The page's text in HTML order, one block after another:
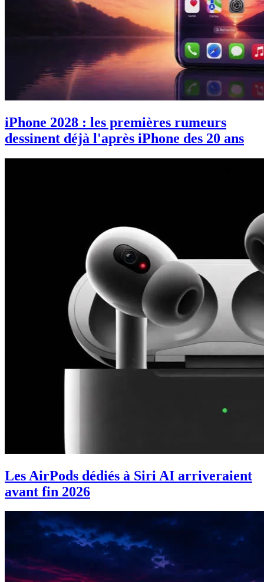
iPhone 2028 : les premières rumeurs
dessinent déjà l'après iPhone des 20 ans
Les AirPods dédiés à Siri AI arriveraient
avant fin 2026